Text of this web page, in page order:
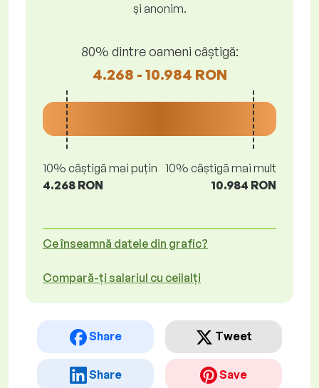
și anonim.
80% dintre oameni câștigă:
4.268 - 10.984 RON
10% câștigă mai puțin
4.268 RON
10% câștigă mai mult
10.984 RON
Ce înseamnă datele din grafic?
Compară-ți salariul cu ceilalți
Share Tweet
Share Save